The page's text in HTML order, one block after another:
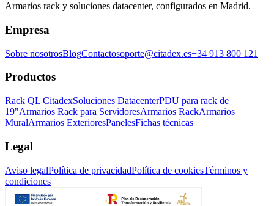
Armarios rack y soluciones datacenter, configurados en Madrid.
Empresa
Sobre nosotrosBlogContactosoporte@citadex.es+34 913 800 121
Productos
Rack QL CitadexSoluciones DatacenterPDU para rack de
19"Armarios Rack para ServidoresArmarios RackArmarios
MuralArmarios ExterioresPanelesFichas técnicas
Legal
Aviso legalPolítica de privacidadPolítica de cookiesTérminos y
condiciones